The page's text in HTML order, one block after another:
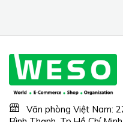
Văn phòng Việt Nam: